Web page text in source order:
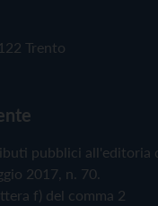
Trento
pubblici all'editoria
2017, n. 70.
f) del comma 2